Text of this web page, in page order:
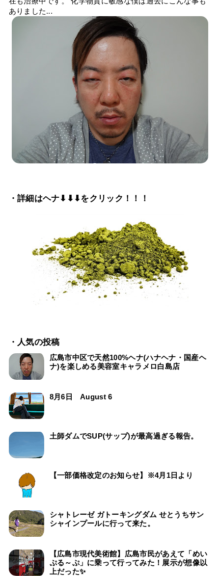
ありました...
・詳細はヘナ⬇⬇⬇をクリック！！！
・人気の投稿
広島市中区で天然100%ヘナ(ハナヘナ・国産ヘ
ナ)を楽しめる美容室キャラメロ白島店
8月6日 August 6
土師ダムでSUP(サップ)が最高過ぎる報告。
【一部価格改定のお知らせ】※4月1日より
シャトレーゼ ガトーキングダム せとうちサン
シャインプールに行って来た。
【広島市現代美術館】広島市民があえて「めい
ぷる～ぷ」に乗って行ってみた！展示が想像以
上だった✨